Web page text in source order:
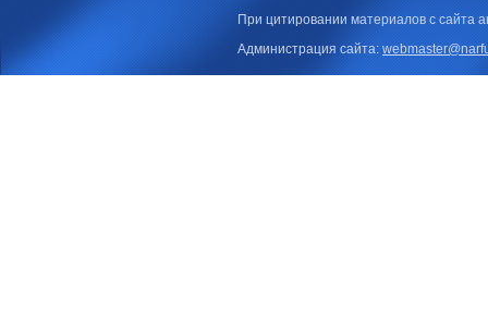
При цитировании материалов с сайта
Администрация сайта: